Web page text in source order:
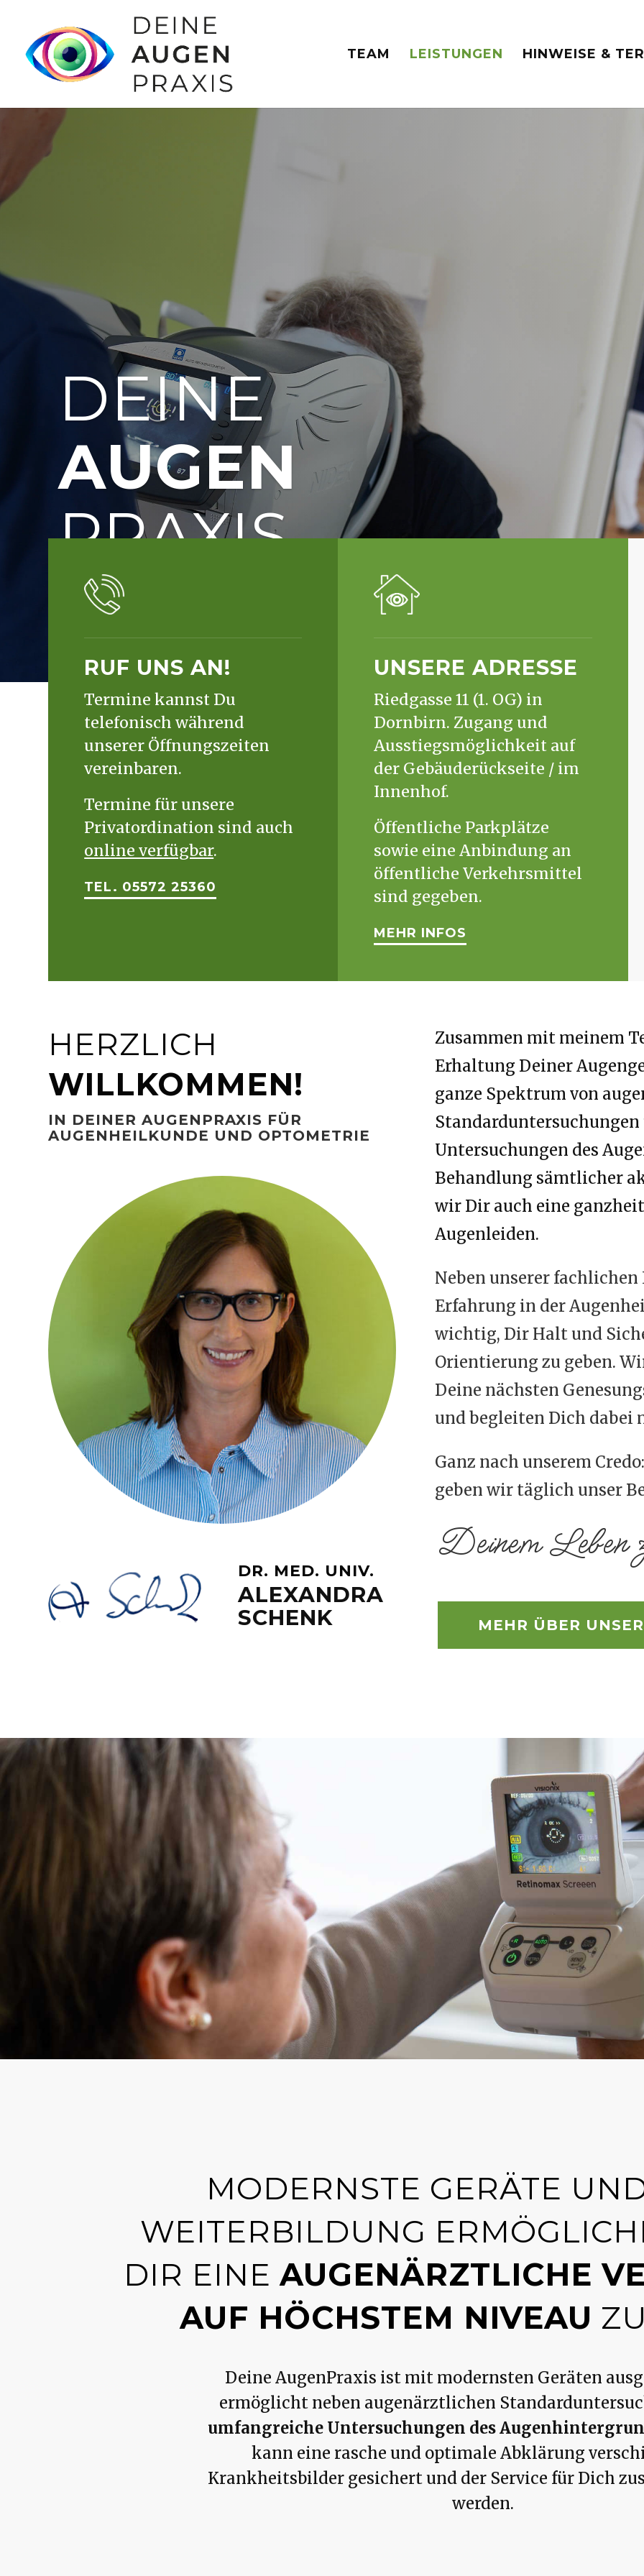
TEAM LEISTUNGEN HINWEISE &
DEINE
AUGEN
PRAXIS.
Deinem Leben zuliebe.
RUF UNS AN!
Termine kannst Du
telefonisch während
unserer Öffnungszeiten
vereinbaren.
Termine für unsere
Privatordination sind auch
online verfügbar.
TEL. 05572 25360
UNSERE ADRESSE
Riedgasse 11 (1. OG) in
Dornbirn. Zugang und
Ausstiegsmöglichkeit auf
der Gebäuderückseite / im
Innenhof.
Öffentliche Parkplätze
sowie eine Anbindung an
öffentliche Verkehrsmittel
sind gegeben.
MEHR INFOS
HERZLICH
WILLKOMMEN!
IN DEINER AUGENPRAXIS FÜR
AUGENHEILKUNDE UND OPTOMETRIE
DR. MED. UNIV.
ALEXANDRA
SCHENK
Zusammen mit meinem
Erhaltung Deiner
ganze Spektrum von
Untersuchungen des
Behandlung sämtlicher
wir Dir auch eine
Augenleiden.
Neben unserer
Erfahrung in der
wichtig, Dir Halt und
Orientierung zu geben.
Deine nächsten
und begleiten Dich dabei
Ganz nach unserem
geben wir täglich unser
Deinem Leben
MEHR ÜBER
MODERNSTE GERÄTE
WEITERBILDUNG
DIR EINEAUGENÄRZTLICHE
AUF HÖCHSTEM NIVEAU
Deine AugenPraxis ist mit modernsten Geräten
ermöglicht neben augenärztlichen
umfangreiche Untersuchungen des
kann eine rasche und optimale Abklärung
Krankheitsbilder gesichert und der Service für Dich
werden.